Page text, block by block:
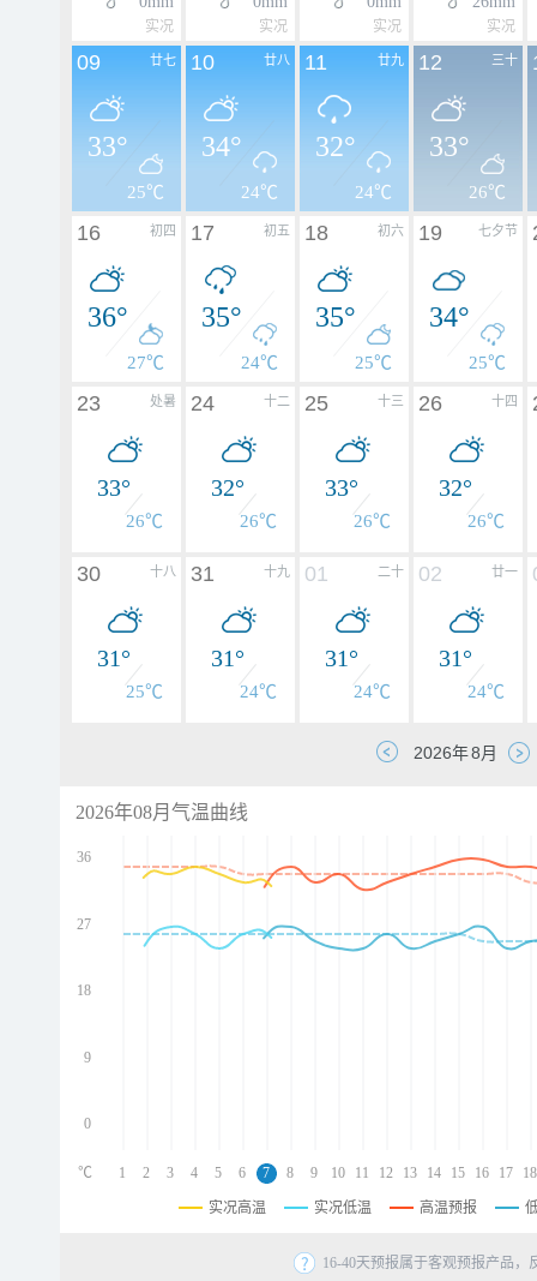
实况 实况 实况 实况
廿七
09
33°
25℃
廿八
10
34°
24℃
廿九
11
32°
24℃
三十
12
33°
26℃
初四
16
36°
27℃
初五
17
35°
24℃
初六
18
35°
25℃
七夕节
19
34°
25℃
处暑
23
33°
26℃
十二
24
32°
26℃
十三
25
33°
26℃
十四
26
32°
26℃
十八
30
31°
25℃
十九
31
31°
24℃
二十
01
31°
24℃
廿一
02
31°
24℃
2026年08月气温曲线
36
27
18
9
0
1 2 3 4 5 6 7 8 9 10 11 12 13 14 15 16 17 18
℃
实况高温 实况低温 高温预报
16-40天预报属于客观预报产品